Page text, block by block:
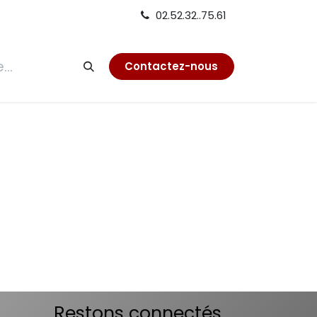
02.52.32..75.61
Contactez-nous